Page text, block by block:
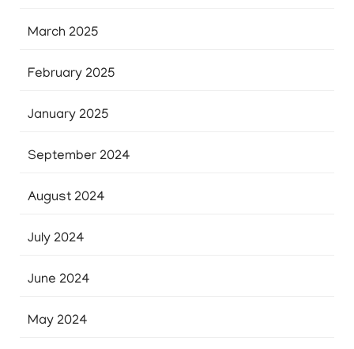
March 2025
February 2025
January 2025
September 2024
August 2024
July 2024
June 2024
May 2024